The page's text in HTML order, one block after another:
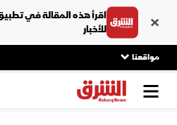
اقرأ هذه المقالة في
للأخبار
مواقعنا